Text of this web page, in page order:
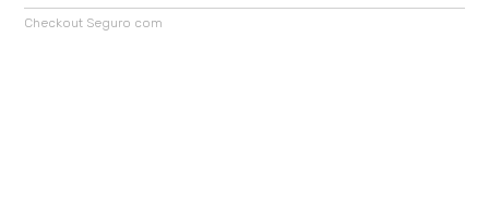
Checkout Seguro com